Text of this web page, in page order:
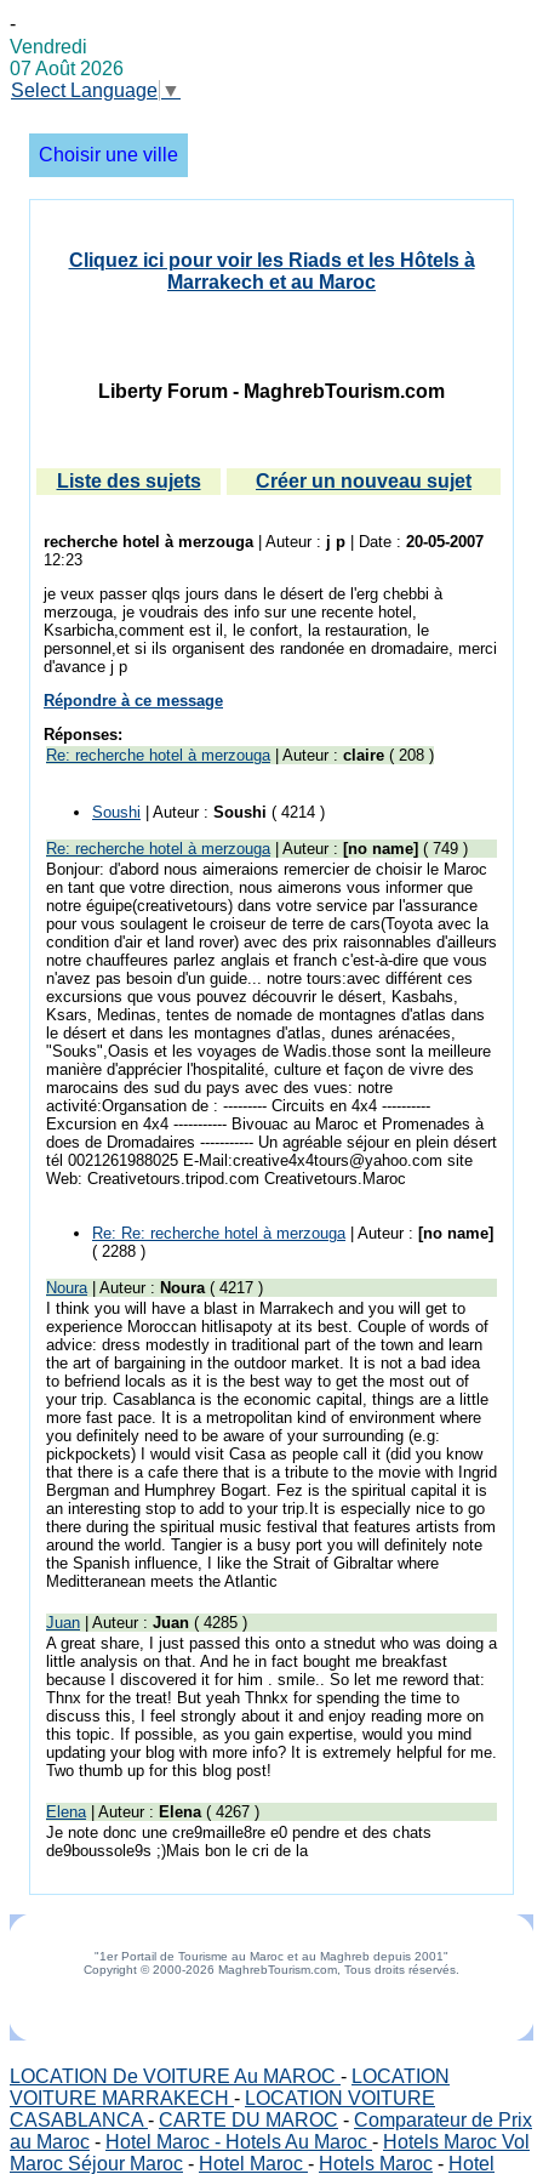
-
Vendredi
07 Août 2026
Select Language ▼
Choisir une ville
Cliquez ici pour voir les Riads et les Hôtels à
Marrakech et au Maroc
Liberty Forum - MaghrebTourism.com
Liste des sujets Créer un nouveau sujet
recherche hotel à merzouga| Auteur : j p | Date : 20-05-2007
12:23
je veux passer qlqs jours dans le désert de l'erg chebbi à
merzouga, je voudrais des info sur une recente hotel,
Ksarbicha,comment est il, le confort, la restauration, le
personnel,et si ils organisent des randonée en dromadaire, merci
d'avance j p
Répondre à ce message
Réponses:
Re: recherche hotel à merzouga| Auteur : claire ( 208 )
Soushi | Auteur : Soushi ( 4214 )
Re: recherche hotel à merzouga| Auteur : [no name] ( 749 )
Bonjour: d'abord nous aimeraions remercier de choisir le Maroc
en tant que votre direction, nous aimerons vous informer que
notre éguipe(creativetours) dans votre service par l'assurance
pour vous soulagent le croiseur de terre de cars(Toyota avec la
condition d'air et land rover) avec des prix raisonnables d'ailleurs
notre chauffeures parlez anglais et franch c'est-à-dire que vous
n'avez pas besoin d'un guide... notre tours:avec différent ces
excursions que vous pouvez découvrir le désert, Kasbahs,
Ksars, Medinas, tentes de nomade de montagnes d'atlas dans
le désert et dans les montagnes d'atlas, dunes arénacées,
"Souks",Oasis et les voyages de Wadis.those sont la meilleure
manière d'apprécier l'hospitalité, culture et façon de vivre des
marocains des sud du pays avec des vues: notre
activité:Organsation de : --------- Circuits en 4x4 ----------
Excursion en 4x4 ----------- Bivouac au Maroc et Promenades à
does de Dromadaires ----------- Un agréable séjour en plein désert
tél 0021261988025 E-Mail:creative4x4tours@yahoo.com site
Web: Creativetours.tripod.com Creativetours.Maroc
Re: Re: recherche hotel à merzouga| Auteur : [no name]
( 2288 )
Noura| Auteur : Noura( 4217 )
I think you will have a blast in Marrakech and you will get to
experience Moroccan hitlisapoty at its best. Couple of words of
advice: dress modestly in traditional part of the town and learn
the art of bargaining in the outdoor market. It is not a bad idea
to befriend locals as it is the best way to get the most out of
your trip. Casablanca is the economic capital, things are a little
more fast pace. It is a metropolitan kind of environment where
you definitely need to be aware of your surrounding (e.g:
pickpockets) I would visit Casa as people call it (did you know
that there is a cafe there that is a tribute to the movie with Ingrid
Bergman and Humphrey Bogart. Fez is the spiritual capital it is
an interesting stop to add to your trip.It is especially nice to go
there during the spiritual music festival that features artists from
around the world. Tangier is a busy port you will definitely note
the Spanish influence, I like the Strait of Gibraltar where
Meditteranean meets the Atlantic
Juan | Auteur : Juan ( 4285 )
A great share, I just passed this onto a stnedut who was doing a
little analysis on that. And he in fact bought me breakfast
because I discovered it for him . smile.. So let me reword that:
Thnx for the treat! But yeah Thnkx for spending the time to
discuss this, I feel strongly about it and enjoy reading more on
this topic. If possible, as you gain expertise, would you mind
updating your blog with more info? It is extremely helpful for me.
Two thumb up for this blog post!
Elena| Auteur : Elena( 4267 )
Je note donc une cre9maille8re e0 pendre et des chats
de9boussole9s ;)Mais bon le cri de la
"1er Portail de Tourisme au Maroc et au Maghreb depuis 2001"
Copyright © 2000-2026 MaghrebTourism.com, Tous droits réservés.
LOCATION De VOITURE Au MAROC - LOCATION
VOITURE MARRAKECH - LOCATION VOITURE
CASABLANCA- CARTE DU MAROC - Comparateur de Prix
au Maroc - Hotel Maroc - Hotels Au Maroc - Hotels Maroc Vol
Maroc Séjour Maroc - Hotel Maroc - Hotels Maroc - Hotel